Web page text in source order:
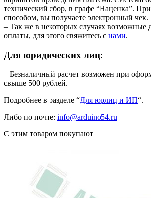
технический сбор, в графе “Наценка”.
способом, вы получаете электронный чек.
– Так же в некоторых случаях возможные
оплаты, для этого свяжитесь с нами.
Для юридических лиц:
– Безналичный расчет возможен при
свыше 500 рублей.
Подробнее в разделе “Для юрлиц и ИП“.
Либо по почте: info@arduino54.ru
С этим товаром покупают